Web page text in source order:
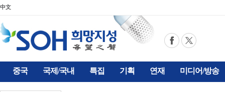
中文
중국 국제/국내 특집 기획 연재 미디어/방송